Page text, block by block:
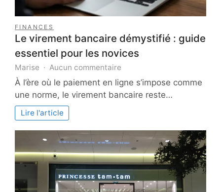
FINANCES
Le virement bancaire démystifié : guide
essentiel pour les novices
Marise Aucun commentaire
virement
bancaire
guide
essentiel
pour
les
novices
À l’ère où le paiement en ligne s’impose comme
une norme, le virement bancaire reste…
Lire l'article